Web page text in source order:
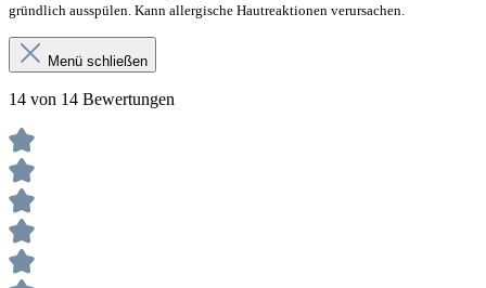
gründlich ausspülen. Kann allergische Hautreaktionen verursachen.
Menü schließen
14 von 14 Bewertungen